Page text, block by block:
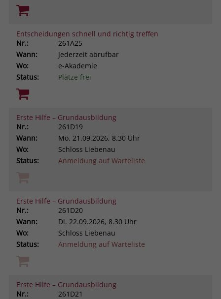
Entscheidungen schnell und richtig treffen
Nr.:
261A25
Wann:
Jederzeit abrufbar
Wo:
e-Akademie
Status:
Plätze frei
Erste Hilfe – Grundausbildung
Nr.:
261D19
Wann:
Mo. 21.09.2026, 8.30 Uhr
Wo:
Schloss Liebenau
Status:
Anmeldung auf Warteliste
Erste Hilfe – Grundausbildung
Nr.:
261D20
Wann:
Di. 22.09.2026, 8.30 Uhr
Wo:
Schloss Liebenau
Status:
Anmeldung auf Warteliste
Erste Hilfe – Grundausbildung
Nr.:
261D21